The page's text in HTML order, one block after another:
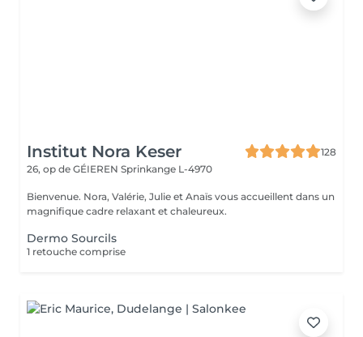
Institut Nora Keser
128
26, op de GÉIEREN Sprinkange L-4970
Bienvenue. Nora, Valérie, Julie et Anaïs vous accueillent dans un
magnifique cadre relaxant et chaleureux.
Dermo Sourcils
1 retouche comprise